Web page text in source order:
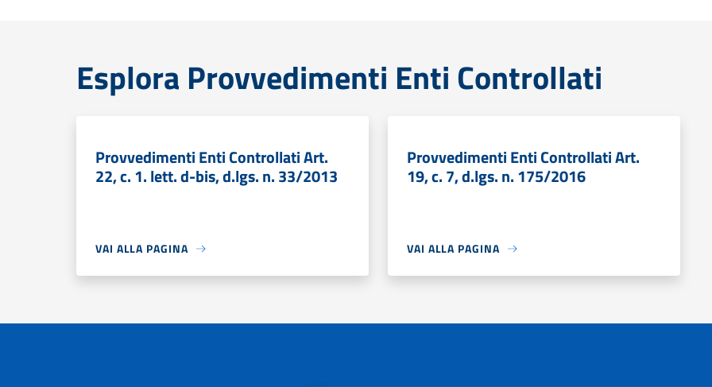
Esplora Provvedimenti Enti Controllati
Provvedimenti Enti Controllati Art.
22, c. 1. lett. d-bis, d.lgs. n. 33/2013
VAI ALLA PAGINA
Provvedimenti Enti Controllati Art.
19, c. 7, d.lgs. n. 175/2016
VAI ALLA PAGINA